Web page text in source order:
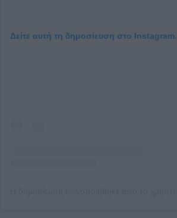
Δείτε αυτή τη δημοσίευση στο Instagram.